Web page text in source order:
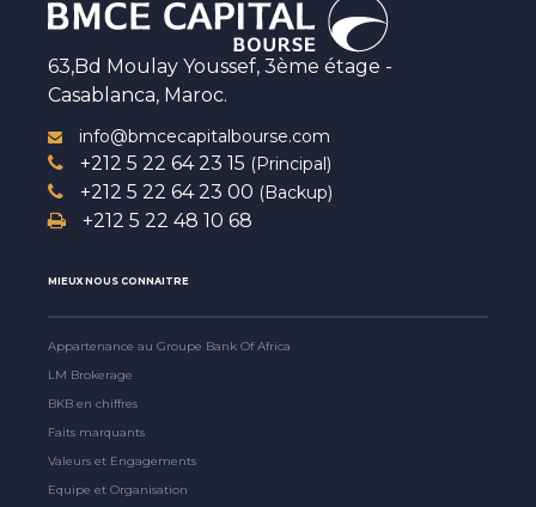
63,Bd Moulay Youssef, 3ème étage -
Casablanca, Maroc.
info@bmcecapitalbourse.com
+212 5 22 64 23 15 (Principal)
+212 5 22 64 23 00 (Backup)
+212 5 22 48 10 68
MIEUX NOUS CONNAITRE
Appartenance au Groupe Bank Of Africa
LM Brokerage
BKB en chiffres
Faits marquants
Valeurs et Engagements
Equipe et Organisation